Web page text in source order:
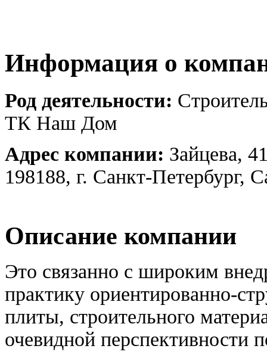
Информация о
Род деятельности:
ТК Наш Дом
Адрес компании: Зайцева,
198188, г. Санкт-Петербург,
Описание компании
Это связанно с широким
практику ориентированно-
плиты, строительного
очевидной перспективности